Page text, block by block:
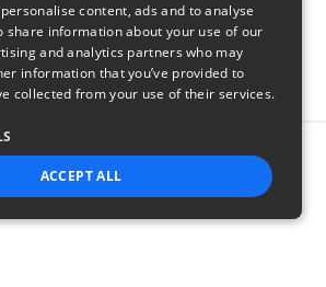
Report this product
content, ads and to analyse
share information about your use of our
and analytics partners who may
information that you’ve provided to
collected from your use of their services.
ACCEPT ALL
PERFORMANCE